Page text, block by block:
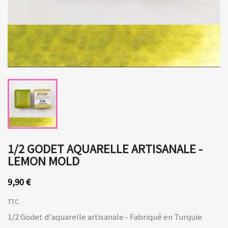
1/2 GODET AQUARELLE ARTISANALE -
LEMON MOLD
9,90 €
TTC
1/2 Godet d'aquarelle artisanale - Fabriqué en Turquie